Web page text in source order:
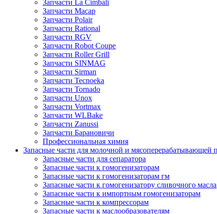
Запчасти La Cimbali
Запчасти Macap
Запчасти Polair
Запчасти Rational
Запчасти RGV
Запчасти Robot Coupe
Запчасти Roller Grill
Запчасти SINMAG
Запчасти Sirman
Запчасти Tecnoeka
Запчасти Tornado
Запчасти Unox
Запчасти Vortmax
Запчасти WLBake
Запчасти Zanussi
Запчасти Барановичи
Профессиональная химия
Запасные части для молочной и мясоперерабатывающей
Запасные части для сепаратора
Запасные части к гомогенизаторам
Запасные части к гомогенизаторам гм
Запасные части к гомогенизатору сливочного масла
Запасные части к импортным гомогенизаторам
Запасные части к компрессорам
Запасные части к маслообразователям